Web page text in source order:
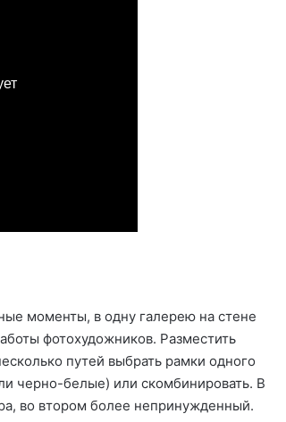
моменты, в одну галерею на стене
фотохудожников. Разместить
путей выбрать рамки одного
черно-белые) или скомбинировать. В
во втором более непринужденный.